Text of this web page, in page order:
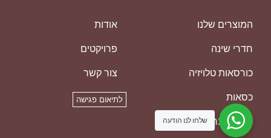
אודות
פרויקטים
צור קשר
לתיאום פגישה
המוצרים שלנו
חדרי שינה
כורסאות טלויזיה
כסאות
כסאות בר שלחו לנו הודעה